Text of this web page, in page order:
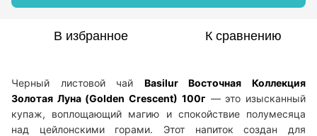
В избранное К сравнению
Черный листовой чай Basilur Восточная Коллекция
Золотая Луна (Golden Crescent) 100г — это изысканный
купаж, воплощающий магию и спокойствие полумесяца
над цейлонскими горами. Этот напиток создан для